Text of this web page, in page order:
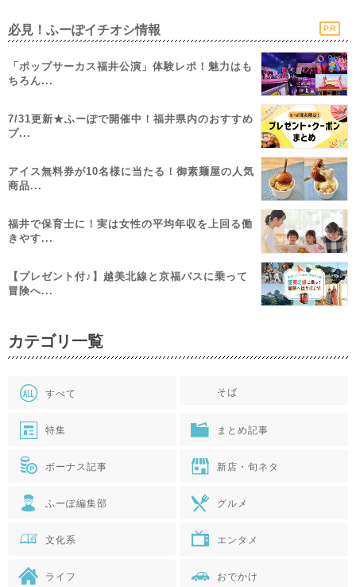
必見！ふーぽイチオシ情報 PR
「ポップサーカス福井公演」体験レポ！魅力はも
ちろん...
7/31更新★ふーぽで開催中！福井県内のおすすめ
プ...
アイス無料券が10名様に当たる！御素麺屋の人気
商品...
福井で保育士に！実は女性の平均年収を上回る働
きやす...
【プレゼント付♪】越美北線と京福バスに乗って
冒険へ...
カテゴリ一覧
すべて そば
特集 まとめ記事
ボーナス記事 新店・旬ネタ
ふーぽ編集部 グルメ
文化系 エンタメ
ライフ おでかけ